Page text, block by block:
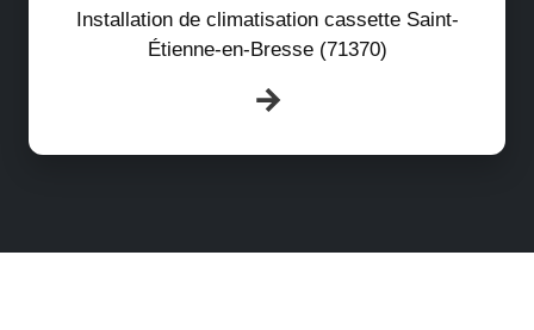
Installation de climatisation cassette Saint-
Étienne-en-Bresse (71370)